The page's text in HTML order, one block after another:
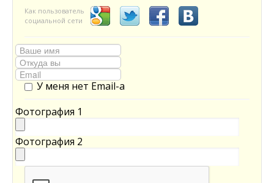
Как пользователь
социальной сети
У меня нет Email-а
Фотография 1
Фотография 2